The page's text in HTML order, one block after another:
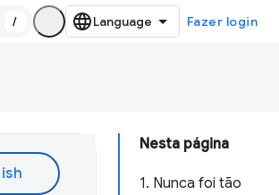
/ Fazer login
Nesta página
1. Nunca foi tão